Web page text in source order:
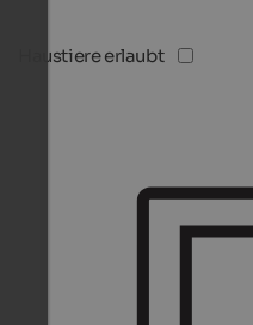
Haustiere erlaubt